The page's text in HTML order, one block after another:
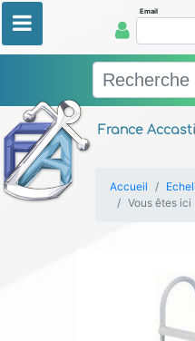
France
Email
Accueil
Vous êtes ici